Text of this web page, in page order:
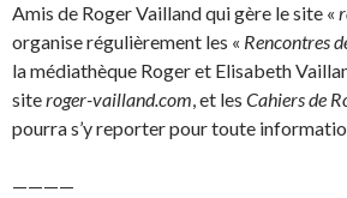
Amis de Roger Vailland qui gère le site «
organise régulièrement les « Rencontres
la médiathèque Roger et Elisabeth
siteroger-vailland.com, et les Cahiers de
pourra s’y reporter pour toute
————